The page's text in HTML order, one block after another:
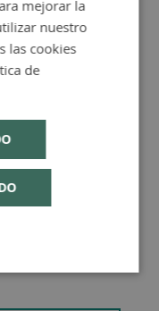
SPANISH
ENGLISH
mejorar la
nuestro
las cookies
de